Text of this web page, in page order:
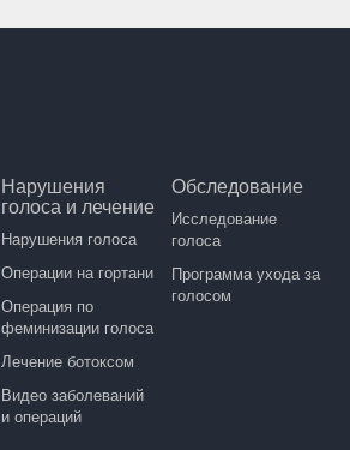
Нарушения
голоса и лечение
Нарушения голоса
Операции на гортани
Операция по
феминизации голоса
Лечение ботоксом
Видео заболеваний
и операций
Обследование
Исследование
голоса
Программа ухода за
голосом